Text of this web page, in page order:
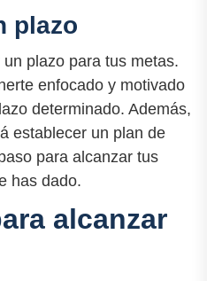
plazo
plazo para tus metas.
enfocado y motivado
determinado. Además,
establecer un plan de
para alcanzar tus
has dado.
alcanzar